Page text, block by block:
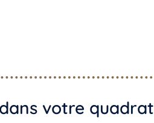
votre quadrat​